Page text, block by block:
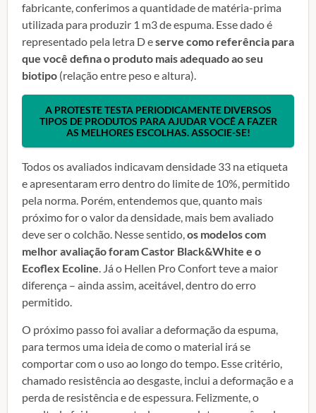
fabricante, conferimos a quantidade de matéria-prima
utilizada para produzir 1 m3 de espuma. Esse dado é
representado pela letra D eserve como referência para
que você defina o produto mais adequado ao seu
biotipo (relação entre peso e altura).
A PROTESTE TESTA PERIODICAMENTE DIVERSOS
TIPOS DE PRODUTOS PARA AJUDAR VOCÊ A FAZER
AS MELHORES ESCOLHAS. ASSOCIE-SE!
Todos os avaliados indicavam densidade 33 na etiqueta
e apresentaram erro dentro do limite de 10%, permitido
pela norma. Porém, entendemos que, quanto mais
próximo for o valor da densidade, mais bem avaliado
deve ser o colchão. Nesse sentido,os modelos com
melhor avaliação foram Castor Black&White e o
Ecoflex Ecoline. Já o Hellen Pro Confort teve a maior
diferença – ainda assim, aceitável, dentro do erro
permitido.
O próximo passo foi avaliar a deformação da espuma,
para termos uma ideia de como o material irá se
comportar com o uso ao longo do tempo. Esse critério,
chamado resistência ao desgaste, inclui a deformação e a
perda de resistência e de espessura. Felizmente, o